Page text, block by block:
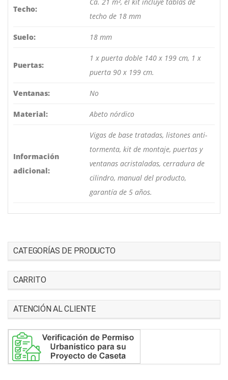
Techo:
Ca. 21 m², el kit incluye tablas de
techo de 18 mm
Suelo: 18 mm
Puertas:
1 x puerta doble 140 x 199 cm, 1 x
puerta 90 x 199 cm.
Ventanas: No
Material: Abeto nórdico
Información
adicional:
Vigas de base tratadas, listones anti-
tormenta, kit de montaje, puertas y
ventanas acristaladas, cerradura de
cilindro, manual del producto,
garantía de 5 años.
CATEGORÍAS DE PRODUCTO
CARRITO
ATENCIÓN AL CLIENTE